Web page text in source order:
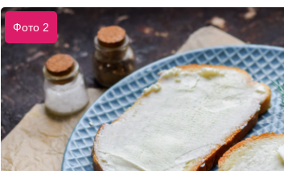
Фото 2